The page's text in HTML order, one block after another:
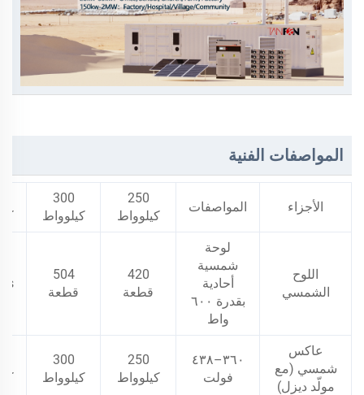
المواصفات الفنية
الأجزاء المواصفات
250
كيلوواط
300
كيلوواط
اللوح
الشمسي
لوحة
شمسية
أحادية
بقدرة ٦٠٠
واط
420
قطعة
504
قطعة
عاكس
شمسي (مع
مولّد ديزل)
٣٦٠–٤٣٨
فولت
250
كيلوواط
300
كيلوواط